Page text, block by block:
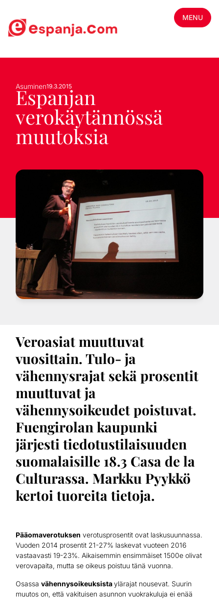
MENU
Asuminen19.3.2015
Espanjan
verokäytännössä
muutoksia
Veroasiat muuttuvat
vuosittain. Tulo- ja
vähennysrajat sekä prosentit
muuttuvat ja
vähennysoikeudet poistuvat.
Fuengirolan kaupunki
järjesti tiedotustilaisuuden
suomalaisille 18.3 Casa de la
Culturassa. Markku Pyykkö
kertoi tuoreita tietoja.
Pääomaverotuksen verotusprosentit ovat laskusuunnassa.
Vuoden 2014 prosentit 21-27% laskevat vuoteen 2016
vastaavasti 19-23%. Aikaisemmin ensimmäiset 1500e olivat
verovapaita, mutta se oikeus poistuu tänä vuonna.
Osassa vähennysoikeuksistaylärajat nousevat. Suurin
muutos on, että vakituisen asunnon vuokrakuluja ei enää